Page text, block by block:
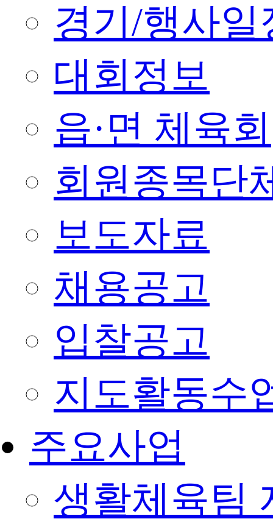
경기/행사일
대회정보
읍·면 체육회
회원종목단
보도자료
채용공고
입찰공고
지도활동수
주요사업
생활체육팀